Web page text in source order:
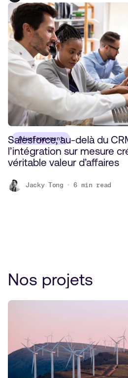
Développement
Salesforce, au-delà du
l’intégration sur mesure
véritable valeur d’affaires
Jacky Tong 6 min read
Nos projets